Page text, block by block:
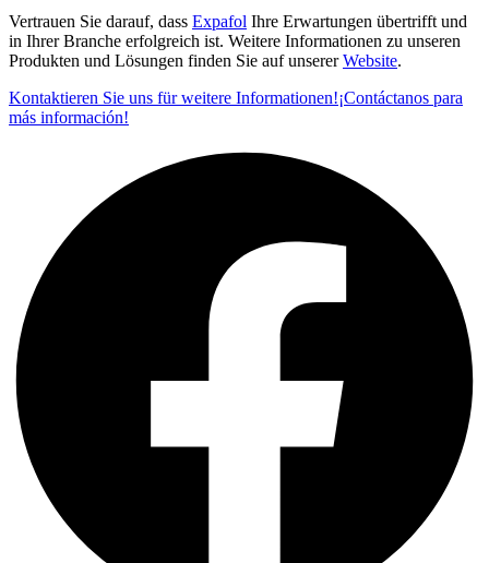
Vertrauen Sie darauf, dass Expafol Ihre Erwartungen übertrifft und
in Ihrer Branche erfolgreich ist. Weitere Informationen zu unseren
Produkten und Lösungen finden Sie auf unsererWebsite.
Kontaktieren Sie uns für weitere Informationen!¡Contáctanos para
más información!